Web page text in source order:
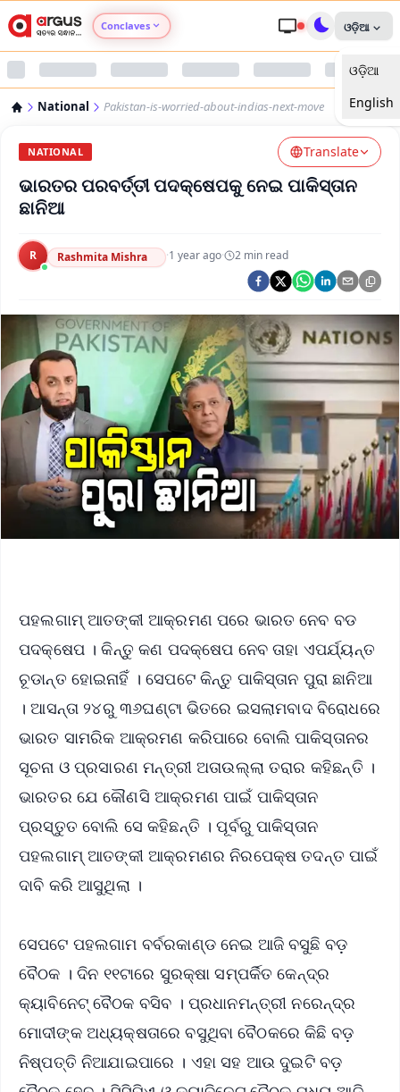
Conclaves
Argus Swaad Odisha
ଓଡ଼ିଆ
ଓଡ଼ିଆ
English
National Pakistan-is-worried-about-indias-next-move
NATIONAL Translate
ଭାରତର ପରବର୍ତ୍ତୀ ପଦକ୍ଷେପକୁ ନେଇ ପାକିସ୍ତାନ
ଛାନିଆ
R Rashmita Mishra ·1 year ago· 2 min read
ପହଲଗାମ୍ ଆତଙ୍କୀ ଆକ୍ରମଣ ପରେ ଭାରତ ନେବ ବଡ
ପଦକ୍ଷେପ । କିନ୍ତୁ କଣ ପଦକ୍ଷେପ ନେବ ତାହା ଏପର୍ଯ୍ୟନ୍ତ
ଚୂଡାନ୍ତ ହୋଇନାହିଁ । ସେପଟେ କିନ୍ତୁ ପାକିସ୍ତାନ ପୁରା ଛାନିଆ
। ଆସନ୍ତା ୨୪ରୁ ୩୬ଘଣ୍ଟା ଭିତରେ ଇସଲାମବାଦ ବିରୋଧରେ
ଭାରତ ସାମରିକ ଆକ୍ରମଣ କରିପାରେ ବୋଲି ପାକିସ୍ତାନର
ସୂଚନା ଓ ପ୍ରସାରଣ ମନ୍ତ୍ରୀ ଅତାଉଲ୍ଲା ତରାର କହିଛନ୍ତି ।
ଭାରତର ଯେ କୌଣସି ଆକ୍ରମଣ ପାଇଁ ପାକିସ୍ତାନ
ପ୍ରସ୍ତୁତ ବୋଲି ସେ କହିଛନ୍ତି । ପୂର୍ବରୁ ପାକିସ୍ତାନ
ପହଲଗାମ୍ ଆତଙ୍କୀ ଆକ୍ରମଣର ନିରପେକ୍ଷ ତଦନ୍ତ ପାଇଁ
ଦାବି କରି ଆସୁଥିଲା ।
ସେପଟେ ପହଲଗାମ ବର୍ବରକାଣ୍ଡ ନେଇ ଆଜି ବସୁଛି ବଡ଼
ବୈଠକ । ଦିନ ୧୧ଟାରେ ସୁରକ୍ଷା ସମ୍ପର୍କିତ କେନ୍ଦ୍ର
କ୍ୟାବିନେଟ୍ ବୈଠକ ବସିବ । ପ୍ରଧାନମନ୍ତ୍ରୀ ନରେନ୍ଦ୍ର
ମୋଦୀଙ୍କ ଅଧ୍ୟକ୍ଷତାରେ ବସୁଥିବା ବୈଠକରେ କିଛି ବଡ଼
ନିଷ୍ପତ୍ତି ନିଆଯାଇପାରେ । ଏହା ସହ ଆଉ ଦୁଇଟି ବଡ଼